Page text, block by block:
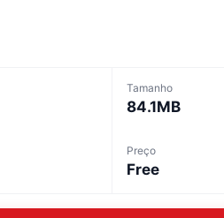
Tamanho
84.1MB
Preço
Free